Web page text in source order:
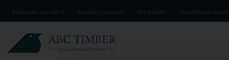
Kvalitātes standarti Nozares jaunumi Par portālu Uzņēmumu